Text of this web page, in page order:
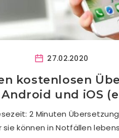
27.02.2020
kostenlosen
und iOS
2 Minuten
können in Notfällen